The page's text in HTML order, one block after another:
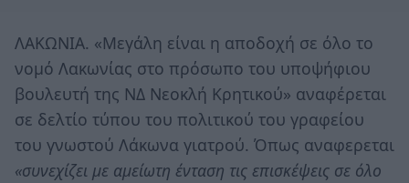
ΛΑΚΩΝΙΑ. «Μεγάλη είναι η αποδοχή σε όλο το
νομό Λακωνίας στο πρόσωπο του υποψήφιου
βουλευτή της ΝΔ Νεοκλή Κρητικού» αναφέρεται
σε δελτίο τύπου του πολιτικού του γραφείου
του γνωστού Λάκωνα γιατρού. Όπως αναφερεται
«συνεχίζει με αμείωτη ένταση τις επισκέψεις σε όλο